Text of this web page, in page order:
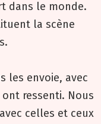
dans le monde.
la scène
les envoie, avec
ressenti. Nous
celles et ceux